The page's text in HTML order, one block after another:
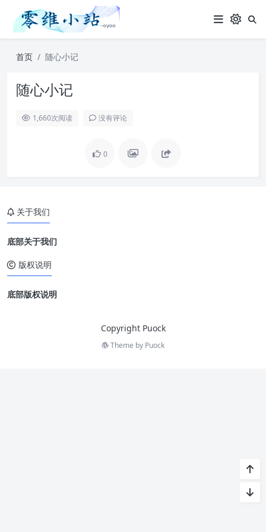
首页 随心小记
随心小记
1,660次阅读 没有评论
0
关于我们
底部关于我们
版权说明
底部版权说明
Copyright Puock
Theme by Puock